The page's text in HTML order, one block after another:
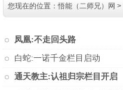
您现在的位置：悟能（二师兄）网 >
凤凰:不走回头路
白蛇:一诺千金栏目启动
通天教主:认祖归宗栏目开启